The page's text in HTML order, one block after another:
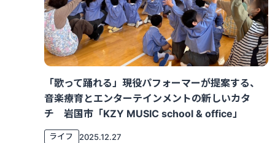
「歌って踊れる」現役パフォーマーが提案する、
音楽療育とエンターテインメントの新しいカタ
チ 岩国市「KZY MUSIC school & office」
ライフ 2025.12.27